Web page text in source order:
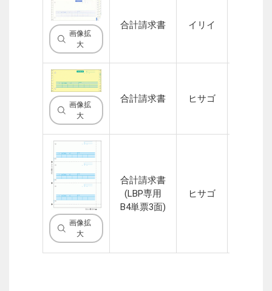
画像拡
大
合計請求書 イリイ
画像拡
大
合計請求書 ヒサゴ
画像拡
大
合計請求書
(LBP専用
B4単票3面)
ヒサゴ